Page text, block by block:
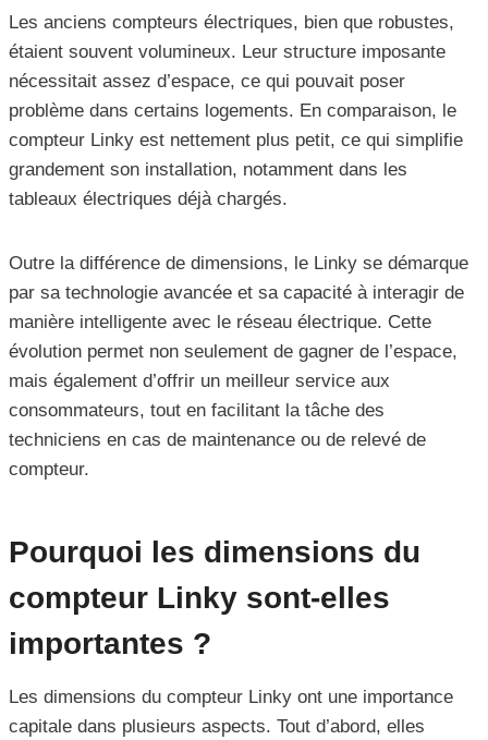
Les anciens compteurs électriques, bien que robustes,
étaient souvent volumineux. Leur structure imposante
nécessitait assez d’espace, ce qui pouvait poser
problème dans certains logements. En comparaison, le
compteur Linky est nettement plus petit, ce qui simplifie
grandement son installation, notamment dans les
tableaux électriques déjà chargés.
Outre la différence de dimensions, le Linky se démarque
par sa technologie avancée et sa capacité à interagir de
manière intelligente avec le réseau électrique. Cette
évolution permet non seulement de gagner de l’espace,
mais également d’offrir un meilleur service aux
consommateurs, tout en facilitant la tâche des
techniciens en cas de maintenance ou de relevé de
compteur.
Pourquoi les dimensions du
compteur Linky sont-elles
importantes ?
Les dimensions du compteur Linky ont une importance
capitale dans plusieurs aspects. Tout d’abord, elles